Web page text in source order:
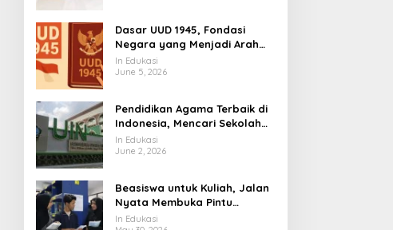
Dasar UUD 1945, Fondasi
Negara yang Menjadi Arah
Hidup Berbangsa
In Edukasi
June 5, 2026
Pendidikan Agama Terbaik di
Indonesia, Mencari Sekolah
Iman yang Membentuk Akhlak
In Edukasi
June 2, 2026
Beasiswa untuk Kuliah, Jalan
Nyata Membuka Pintu
Pendidikan Tinggi
In Edukasi